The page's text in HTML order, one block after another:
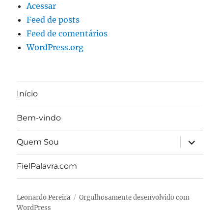
Acessar
Feed de posts
Feed de comentários
WordPress.org
Início
Bem-vindo
Quem Sou
expandir
FielPalavra.com
Leonardo Pereira
Orgulhosamente desenvolvido com
WordPress